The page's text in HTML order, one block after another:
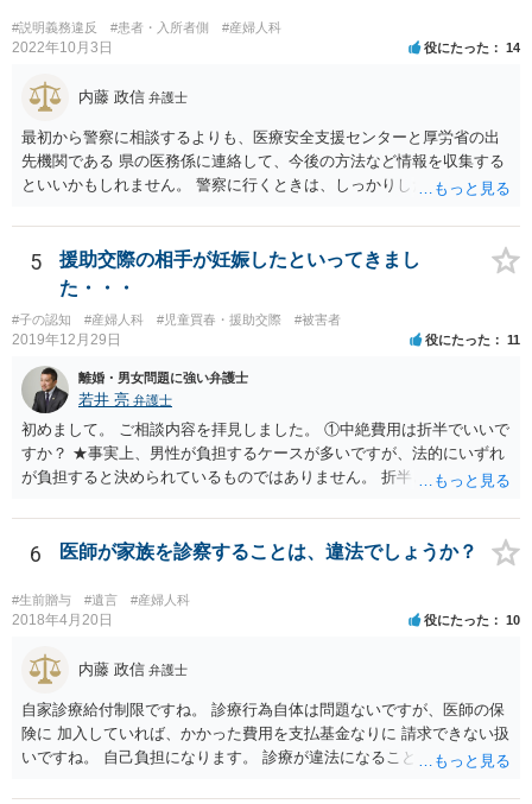
#説明義務違反 #患者・入所者側 #産婦人科
2022年10月3日 役にたった 14
内藤 政信 弁護士
最初から警察に相談するよりも、医療安全支援センターと厚労省の出
先機関である 県の医務係に連絡して、今後の方法など情報を収集する
といいかもしれません。 警察に行くときは、しっかりした被害届ある
5
援助交際の相手が妊娠したといってきまし
た・・・
#子の認知 #産婦人科 #児童買春・援助交際 #被害者
2019年12月29日 役にたった 11
離婚・男女問題に強い弁護士
若井 亮 弁護士
初めまして。 ご相談内容を拝見しました。 ①中絶費用は折半でいいで
すか？ ★事実上、男性が負担するケースが多いですが、法的にいずれ
が負担すると決められているものではありません。 折半という考え方
否するそぶりもなかったので合意の上となるのか？ ★性行為について
の合意があることは特に問題にならないでしょう ③DNA鑑定をして事
であると主張するのであれば、DNA鑑定をするのも一つの選択肢にな
るかと思います ④慰謝料請求されるのか ★慰謝料請求の根拠はないで
け入れていると言えます。 当方行為が不法行為などに該当することは
理人を立てて、事実確認のほか対応の全てを任せてしまうというやり
方もあります。 妊娠をしたという話をベースにしたトラブルも多くあ
るところなので、もし相手方が脅し含みで請求をしてくるようであれ
6 医師が家族を診察することは、違法でしょうか？
#生前贈与 #遺言 #産婦人科
2018年4月20日 役にたった 10
内藤 政信 弁護士
自家診療給付制限ですね。 診療行為自体は問題ないですが、医師の保
険に 加入していれば、かかった費用を支払基金なりに 請求できない扱
いですね。 自己負担になります。 診療が違法になることはないです